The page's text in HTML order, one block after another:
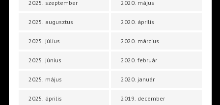
2025. szeptember
2025. augusztus
2025. július
2025. június
2025. május
2025. április
2020. május
2020. április
2020. március
2020. február
2020. január
2019. december